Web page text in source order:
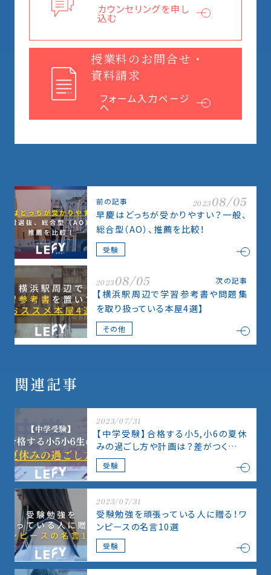
カウンセリングを申し
込む
授業料のお問合せ・
資料請求
フォーム入力ページ
へ
前の記事 202308/05
早慶はどっちが受かりやすい？一般、
総合型（AO）、推薦を比較！
受験
202308/05 次の記事
【横浜駅周辺で学習参考書や問題集
を取り扱っている本屋4選】
その他
関連記事
2023/07/31
【中学受験】合格する小5,小6の夏休
みの過ごし方や計画は？差がつく夏休
み。
受験
2023/07/31
受験勉強を頑張っている人に贈る！ワ
ンピースの名言10選
受験